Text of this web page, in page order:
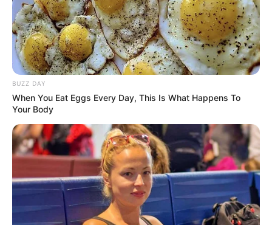
BUZZ DAY
When You Eat Eggs Every Day, This Is What Happens To
Your Body